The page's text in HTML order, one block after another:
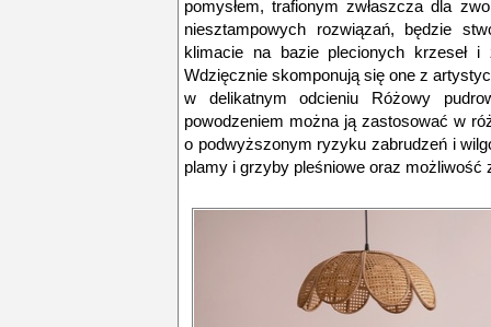
pomysłem, trafionym zwłaszcza dla
niesztampowych rozwiązań, będzie
klimacie na bazie plecionych krzeseł i
Wdzięcznie skomponują się one z
w delikatnym odcieniu Różowy
powodzeniem można ją zastosować w
o podwyższonym ryzyku zabrudzeń i
plamy i grzyby pleśniowe oraz możliwość